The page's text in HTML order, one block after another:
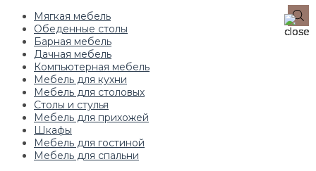
Мягкая мебель
Обеденные столы
Барная мебель
Дачная мебель
Компьютерная мебель
Мебель для кухни
Мебель для столовых
Столы и стулья
Мебель для прихожей
Шкафы
Мебель для гостиной
Мебель для спальни